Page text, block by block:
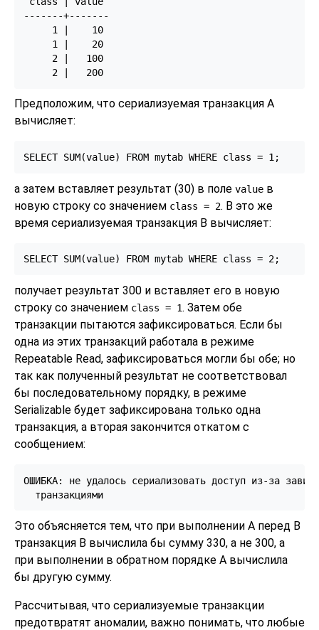
-------+-------
     1 |    10
     1 |    20
     2 |   100
     2 |   200
Предположим, что сериализуемая транзакция A
вычисляет:
а затем вставляет результат (30) в поле value в
новую строку со значением class = 2. В это же
время сериализуемая транзакция B вычисляет:
получает результат 300 и вставляет его в новую
строку со значением class = 1. Затем обе
транзакции пытаются зафиксироваться. Если бы
одна из этих транзакций работала в режиме
Repeatable Read, зафиксироваться могли бы обе; но
так как полученный результат не соответствовал
бы последовательному порядку, в режиме
Serializable будет зафиксирована только одна
транзакция, а вторая закончится откатом с
сообщением:
ОШИБКА: не удалось сериализовать доступ из-за
  транзакциями
Это объясняется тем, что при выполнении A перед B
транзакция B вычислила бы сумму 330, а не 300, а
при выполнении в обратном порядке A вычислила
бы другую сумму.
Рассчитывая, что сериализуемые транзакции
предотвратят аномалии, важно понимать, что любые